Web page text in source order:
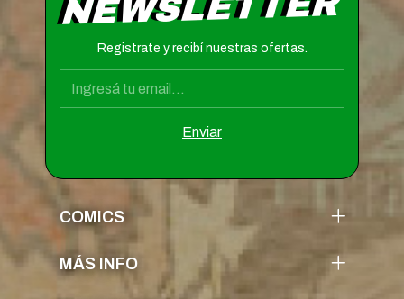
Registrate y recibí nuestras ofertas.
COMICS
MÁS INFO